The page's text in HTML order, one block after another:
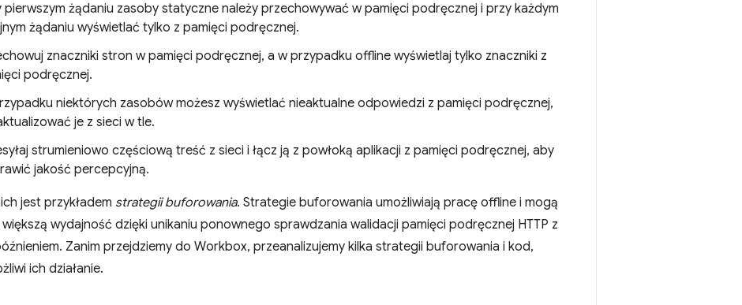
pierwszym żądaniu zasoby statyczne należy przechowywać w pamięci podręcznej i przy każdym
żądaniu wyświetlać tylko z pamięci podręcznej.
znaczniki stron w pamięci podręcznej, a w przypadku offline wyświetlaj tylko znaczniki z
podręcznej.
niektórych zasobów możesz wyświetlać nieaktualne odpowiedzi z pamięci podręcznej,
je z sieci w tle.
strumieniowo częściową treść z sieci i łącz ją z powłoką aplikacji z pamięci podręcznej, aby
jakość percepcyjną.
jest przykładem strategii buforowania. Strategie buforowania umożliwiają pracę offline i mogą
wydajność dzięki unikaniu ponownego sprawdzania walidacji pamięci podręcznej HTTP z
Zanim przejdziemy do Workbox, przeanalizujemy kilka strategii buforowania i kod,
ich działanie.